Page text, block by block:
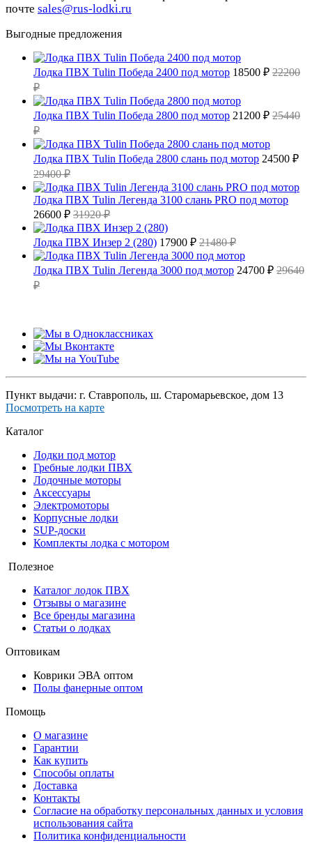
почте sales@rus-lodki.ru
Выгодные предложения
Лодка ПВХ Tulin Победа 2400 под мотор 18500 ₽ 22200
₽
Лодка ПВХ Tulin Победа 2800 под мотор 21200 ₽ 25440
₽
Лодка ПВХ Tulin Победа 2800 слань под мотор 24500 ₽
29400 ₽
Лодка ПВХ Tulin Легенда 3100 слань PRO под мотор
26600 ₽ 31920 ₽
Лодка ПВХ Инзер 2 (280) 17900 ₽ 21480 ₽
Лодка ПВХ Tulin Легенда 3000 под мотор 24700 ₽ 29640
₽
Пункт выдачи: г. Ставрополь, ш. Старомарьевское, дом 13
Посмотреть на карте
Каталог
Лодки под мотор
Гребные лодки ПВХ
Лодочные моторы
Аксессуары
Электромоторы
Корпусные лодки
SUP-доски
Комплекты лодка с мотором
Полезное
Каталог лодок ПВХ
Отзывы о магазине
Все бренды магазина
Статьи о лодках
Оптовикам
Коврики ЭВА оптом
Полы фанерные оптом
Помощь
О магазине
Гарантии
Как купить
Способы оплаты
Доставка
Контакты
Согласие на обработку персональных данных и условия
использования сайта
Политика конфиденциальности